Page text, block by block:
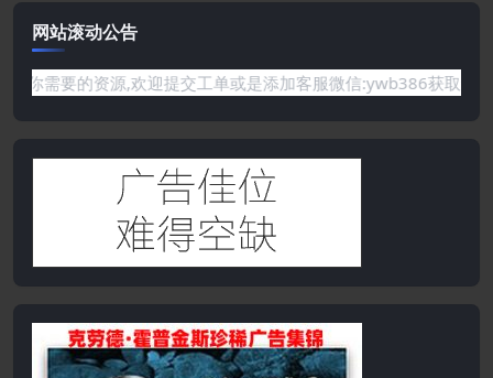
网站滚动公告
需要的资源,欢迎提交工单或是添加客服微信:ywb386获取帮助！